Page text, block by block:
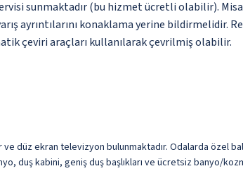
sunmaktadır (bu hizmet ücretli olabilir).
ayrıntılarını konaklama yerine bildirmelidir.
çeviri araçları kullanılarak çevrilmiş olabilir.
ve düz ekran televizyon bulunmaktadır. Odalarda
duş kabini, geniş duş başlıkları ve ücretsiz banyo/